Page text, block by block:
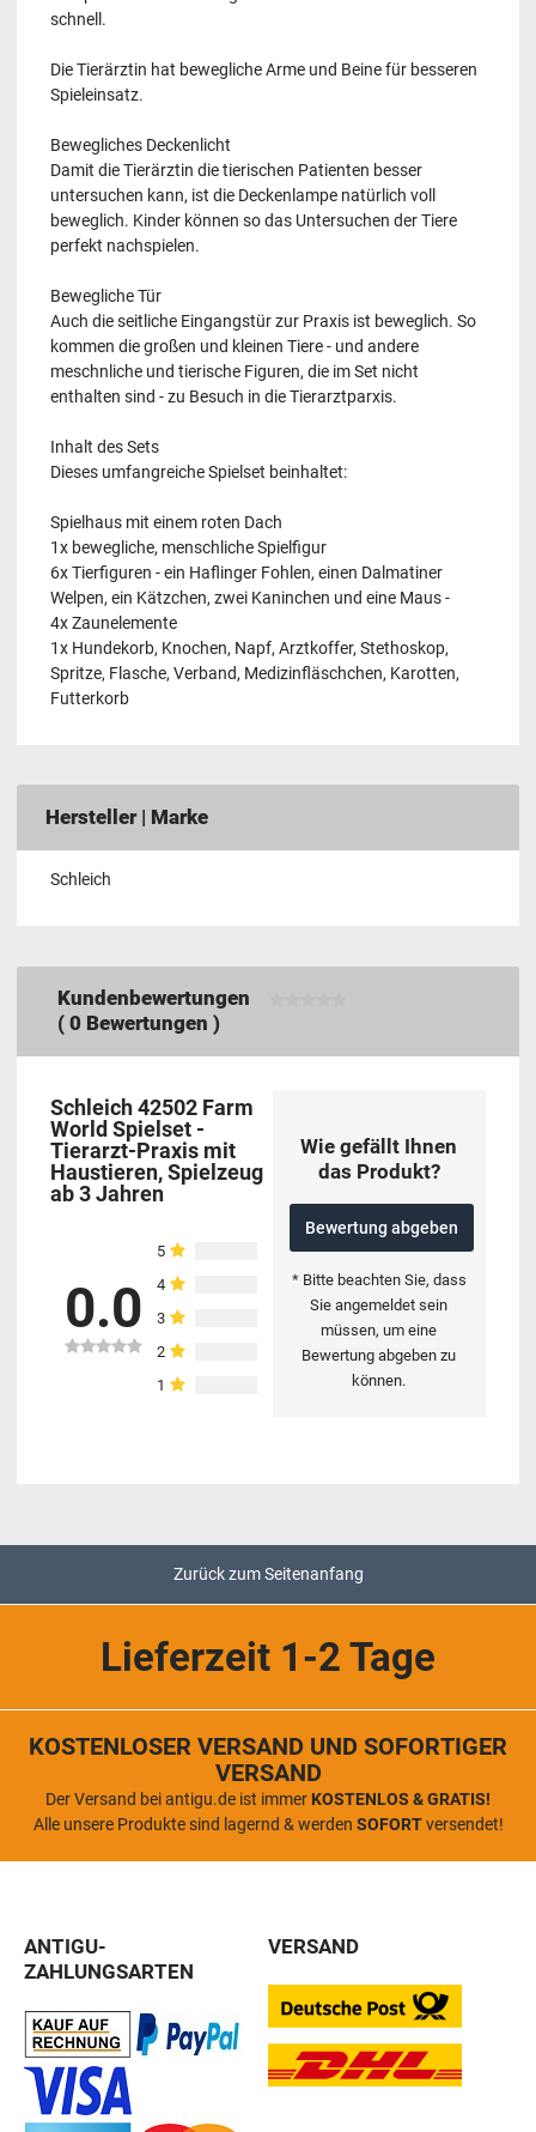
schnell.
Die Tierärztin hat bewegliche Arme und Beine für besseren
Spieleinsatz.
Bewegliches Deckenlicht
Damit die Tierärztin die tierischen Patienten besser
untersuchen kann, ist die Deckenlampe natürlich voll
beweglich. Kinder können so das Untersuchen der Tiere
perfekt nachspielen.
Bewegliche Tür
Auch die seitliche Eingangstür zur Praxis ist beweglich. So
kommen die großen und kleinen Tiere - und andere
meschnliche und tierische Figuren, die im Set nicht
enthalten sind - zu Besuch in die Tierarztparxis.
Inhalt des Sets
Dieses umfangreiche Spielset beinhaltet:
Spielhaus mit einem roten Dach
1x bewegliche, menschliche Spielfigur
6x Tierfiguren - ein Haflinger Fohlen, einen Dalmatiner
Welpen, ein Kätzchen, zwei Kaninchen und eine Maus -
4x Zaunelemente
1x Hundekorb, Knochen, Napf, Arztkoffer, Stethoskop,
Spritze, Flasche, Verband, Medizinfläschchen, Karotten,
Futterkorb
Hersteller | Marke
Schleich
Kundenbewertungen
( 0 Bewertungen )
Schleich 42502 Farm
World Spielset -
Tierarzt-Praxis mit
Haustieren, Spielzeug
ab 3 Jahren
0.0
5
4
3
2
1
Wie gefällt Ihnen
das Produkt?
Bewertung abgeben
* Bitte beachten Sie, dass
Sie angemeldet sein
müssen, um eine
Bewertung abgeben zu
können.
Zurück zum Seitenanfang
Lieferzeit 1-2 Tage
KOSTENLOSER VERSAND UND SOFORTIGER
VERSAND
Der Versand bei antigu.de ist immer KOSTENLOS & GRATIS!
Alle unsere Produkte sind lagernd & werden SOFORTversendet!
ANTIGU-
ZAHLUNGSARTEN
VERSAND